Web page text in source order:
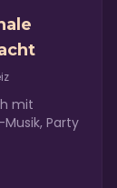
mit
Party